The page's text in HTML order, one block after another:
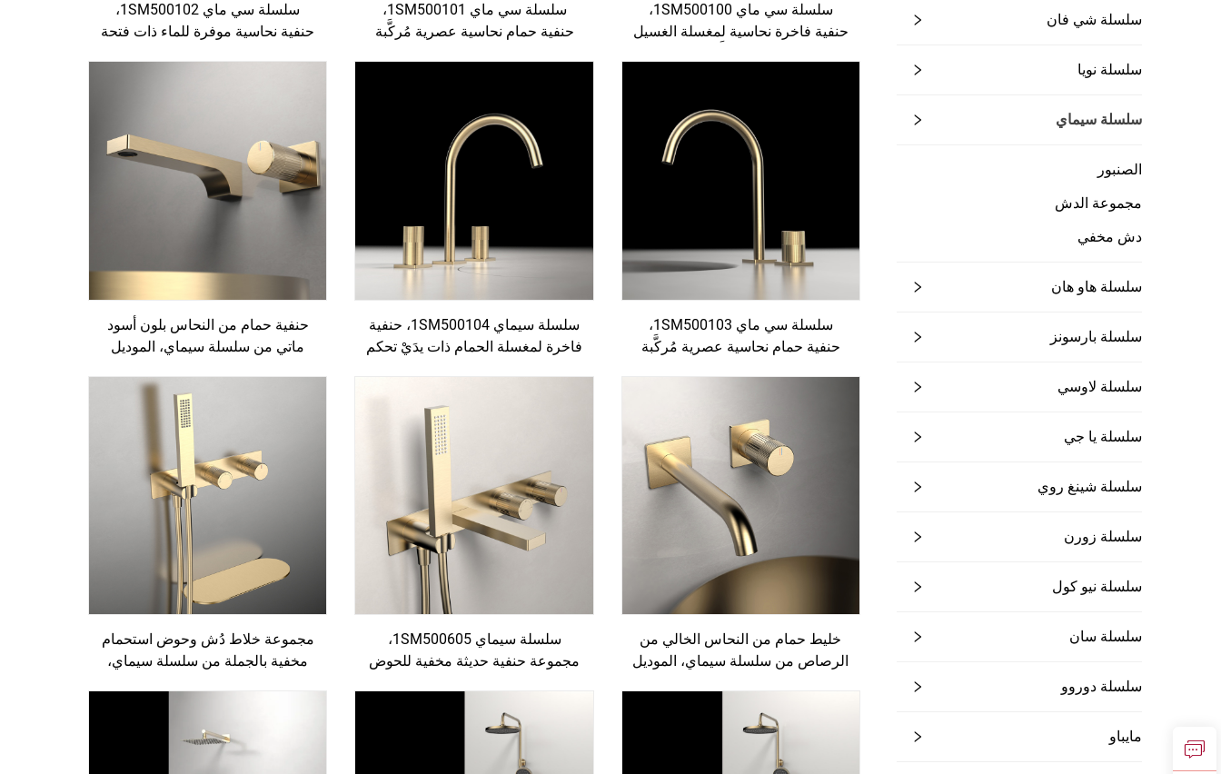
سلسلة شي فان
سلسلة نويا
سلسلة سيماي
الصنبور
مجموعة الدش
دش مخفي
سلسلة هاو هان
سلسلة بارسونز
سلسلة لاوسي
سلسلة يا جي
سلسلة شينغ روي
سلسلة زورن
سلسلة نيو كول
سلسلة سان
سلسلة دوروو
مايباو
سلسلة سي ماي 1SM500100،
حنفية فاخرة نحاسية لمغسلة الغسيل
سلسلة سي ماي 1SM500101،
حنفية حمام نحاسية عصرية مُركَّبة
سلسلة سي ماي 1SM500102،
حنفية نحاسية موفرة للماء ذات فتحة
سلسلة سي ماي 1SM500103،
حنفية حمام نحاسية عصرية مُركَّبة
سلسلة سيماي 1SM500104، حنفية
فاخرة لمغسلة الحمام ذات يدَيْ تحكم
حنفية حمام من النحاس بلون أسود
ماتي من سلسلة سيماي، الموديل
للجدران ذات فتحتين، باللون الرمادي
المعدني
خليط حمام من النحاس الخالي من
الرصاص من سلسلة سيماي، الموديل
باللون الوردي الذهبي المعدني
سلسلة سيماي 1SM500605،
مجموعة حنفية حديثة مخفية للحوض
دش يدوي، بلون ذهبي مُملّس
مجموعة خلاط دُش وحوض استحمام
مخفية بالجملة من سلسلة سيماي،
الاستحمام، باللون الذهبي